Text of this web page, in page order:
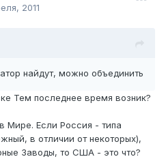
2011
найдут, можно объединить
Тем последнее время возник?
Если Россия - типа
в отличии от некоторых),
Заводы, то США - это что?